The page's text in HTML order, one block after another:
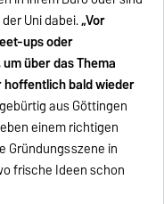
Uni dabei.„Vor
ups oder
über das Thema
hoffentlich bald wieder
aus Göttingen
einem richtigen
Gründungsszene in
frische Ideen schon